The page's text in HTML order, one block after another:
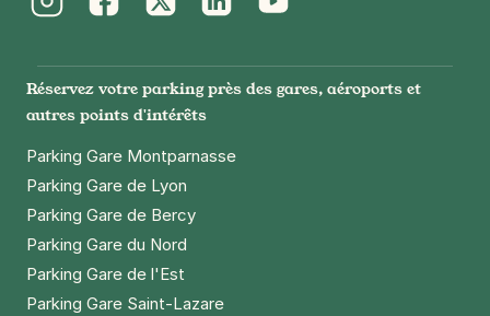
Réservez votre parking près des gares, aéroports et
autres points d'intérêts
Parking Gare Montparnasse
Parking Gare de Lyon
Parking Gare de Bercy
Parking Gare du Nord
Parking Gare de l'Est
Parking Gare Saint-Lazare